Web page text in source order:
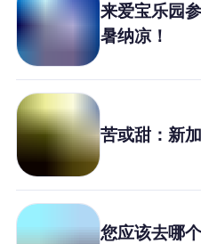
来爱宝乐园
暑纳凉！
苦或甜：新
您应该去哪